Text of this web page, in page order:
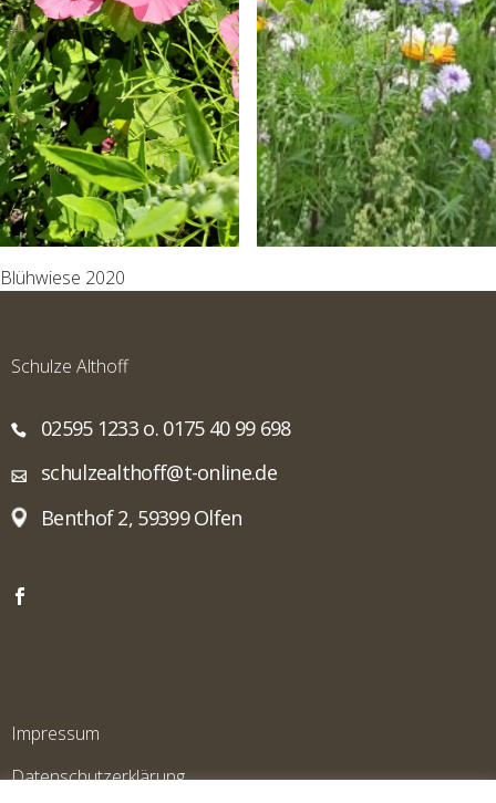
Blühwiese 2020
Schulze Althoff
02595 1233 o. 0175 40 99 698
schulzealthoff@t-online.de
Benthof 2, 59399 Olfen
Impressum
Datenschutzerklärung